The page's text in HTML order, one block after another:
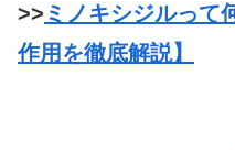
>> ミノキシジルって
作用を徹底解説】